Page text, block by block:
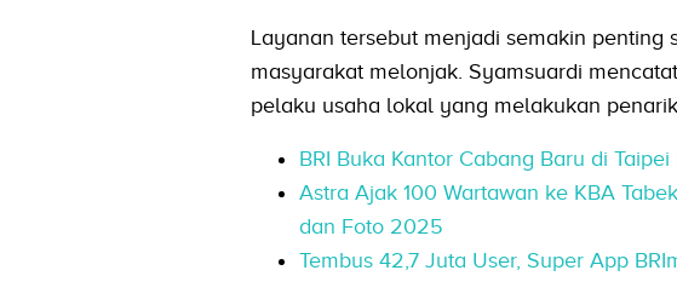
Layanan tersebut menjadi semakin penting
masyarakat melonjak. Syamsuardi
pelaku usaha lokal yang melakukan
BRI Buka Kantor Cabang Baru di
Astra Ajak 100 Wartawan ke KBA
dan Foto 2025
Tembus 42,7 Juta User, Super App